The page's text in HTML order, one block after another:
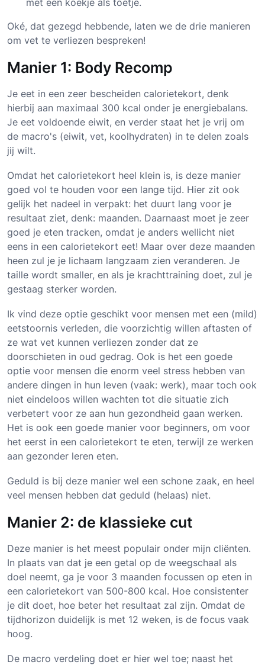
met een koekje als toetje.
Oké, dat gezegd hebbende, laten we de drie manieren
om vet te verliezen bespreken!
Manier 1: Body Recomp
Je eet in een zeer bescheiden calorietekort, denk
hierbij aan maximaal 300 kcal onder je energiebalans.
Je eet voldoende eiwit, en verder staat het je vrij om
de macro's (eiwit, vet, koolhydraten) in te delen zoals
jij wilt.
Omdat het calorietekort heel klein is, is deze manier
goed vol te houden voor een lange tijd. Hier zit ook
gelijk het nadeel in verpakt: het duurt lang voor je
resultaat ziet, denk: maanden. Daarnaast moet je zeer
goed je eten tracken, omdat je anders wellicht niet
eens in een calorietekort eet! Maar over deze maanden
heen zul je je lichaam langzaam zien veranderen. Je
taille wordt smaller, en als je krachttraining doet, zul je
gestaag sterker worden.
Ik vind deze optie geschikt voor mensen met een (mild)
eetstoornis verleden, die voorzichtig willen aftasten of
ze wat vet kunnen verliezen zonder dat ze
doorschieten in oud gedrag. Ook is het een goede
optie voor mensen die enorm veel stress hebben van
andere dingen in hun leven (vaak: werk), maar toch ook
niet eindeloos willen wachten tot die situatie zich
verbetert voor ze aan hun gezondheid gaan werken.
Het is ook een goede manier voor beginners, om voor
het eerst in een calorietekort te eten, terwijl ze werken
aan gezonder leren eten.
Geduld is bij deze manier wel een schone zaak, en heel
veel mensen hebben dat geduld (helaas) niet.
Manier 2: de klassieke cut
Deze manier is het meest populair onder mijn cliënten.
In plaats van dat je een getal op de weegschaal als
doel neemt, ga je voor 3 maanden focussen op eten in
een calorietekort van 500-800 kcal. Hoe consistenter
je dit doet, hoe beter het resultaat zal zijn. Omdat de
tijdhorizon duidelijk is met 12 weken, is de focus vaak
hoog.
De macro verdeling doet er hier wel toe; naast het